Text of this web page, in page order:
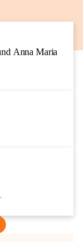
AUG
Anna Maria